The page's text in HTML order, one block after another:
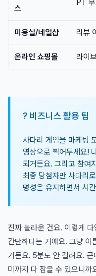
스
PT
미용실/네일샵 리뷰
온라인 쇼핑몰 라이
? 비즈니스 활용 팁
사다리 게임을 마케팅
영상으로 찍어두세요!
되거든요. 그리고 참여
최종 당첨자만 사다리
명성은 유지하면서 시
진짜 놀라운 건요. 이렇게
간단하다는 거예요. 그냥 이
거든요. 5분도 안 걸려요.
미까지 다 잡을 수 있으니까